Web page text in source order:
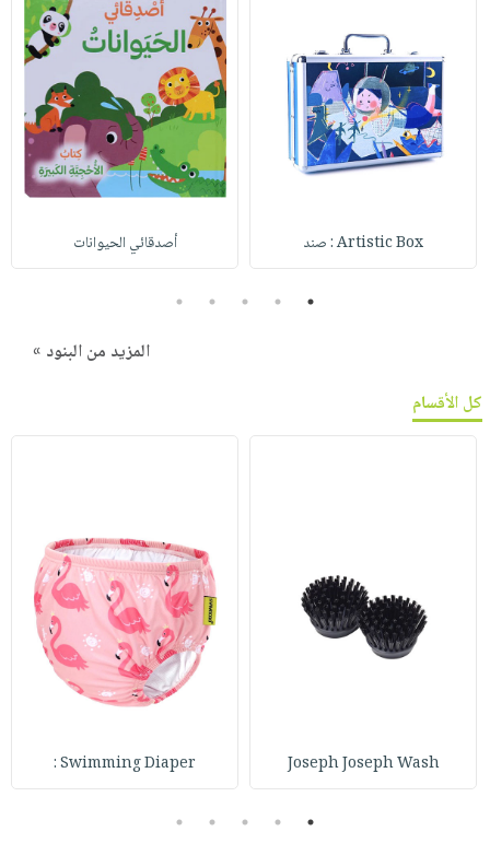
Artistic Box : صند أصدقائي الحيوانات
1
2
3
4
5
المزيد من البنود »
كل الأقسام
Joseph Joseph Wash
Swimming Diaper :
1
2
3
4
5